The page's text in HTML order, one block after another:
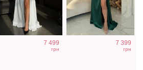
7 499
грн
7 399
грн